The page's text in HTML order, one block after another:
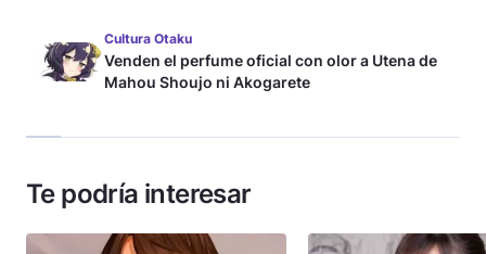
Cultura Otaku
Venden el perfume oficial con olor a Utena de
Mahou Shoujo ni Akogarete
Te podría interesar